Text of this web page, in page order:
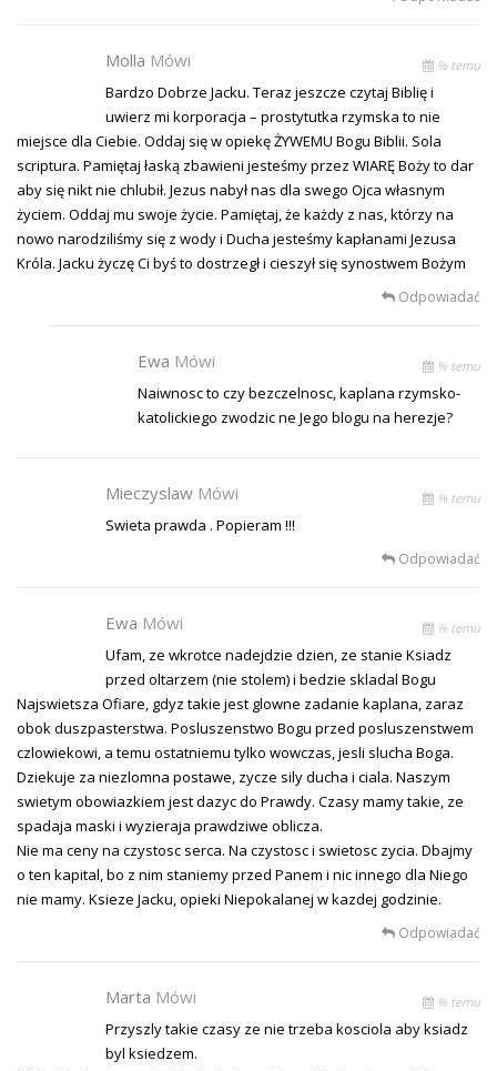
Molla Mówi % temu
Bardzo Dobrze Jacku. Teraz jeszcze czytaj Biblię i
uwierz mi korporacja – prostytutka rzymska to nie
miejsce dla Ciebie. Oddaj się w opiekę ŻYWEMU Bogu Biblii. Sola
scriptura. Pamiętaj łaską zbawieni jesteśmy przez WIARĘ Boży to dar
aby się nikt nie chlubił. Jezus nabył nas dla swego Ojca własnym
życiem. Oddaj mu swoje życie. Pamiętaj, że każdy z nas, którzy na
nowo narodziliśmy się z wody i Ducha jesteśmy kapłanami Jezusa
Króla. Jacku życzę Ci byś to dostrzegł i cieszył się synostwem Bożym
Odpowiadać
Ewa Mówi % temu
Naiwnosc to czy bezczelnosc, kaplana rzymsko-
katolickiego zwodzic ne Jego blogu na herezje?
Mieczyslaw Mówi % temu
Swieta prawda . Popieram !!!
Odpowiadać
Ewa Mówi % temu
Ufam, ze wkrotce nadejdzie dzien, ze stanie Ksiadz
przed oltarzem (nie stolem) i bedzie skladal Bogu
Najswietsza Ofiare, gdyz takie jest glowne zadanie kaplana, zaraz
obok duszpasterstwa. Posluszenstwo Bogu przed posluszenstwem
czlowiekowi, a temu ostatniemu tylko wowczas, jesli slucha Boga.
Dziekuje za niezlomna postawe, zycze sily ducha i ciala. Naszym
swietym obowiazkiem jest dazyc do Prawdy. Czasy mamy takie, ze
spadaja maski i wyzieraja prawdziwe oblicza.
Nie ma ceny na czystosc serca. Na czystosc i swietosc zycia. Dbajmy
o ten kapital, bo z nim staniemy przed Panem i nic innego dla Niego
nie mamy. Ksieze Jacku, opieki Niepokalanej w kazdej godzinie.
Odpowiadać
Marta Mówi % temu
Przyszly takie czasy ze nie trzeba kosciola aby ksiadz
byl ksiedzem.